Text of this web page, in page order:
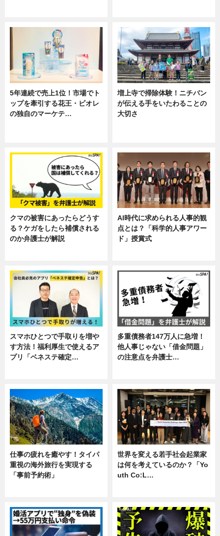
5年連続で売上1位！市場でト
ップを牽引する花王・ビオレ
の独自のマーケテ…
増上寺で掃除体験！ニチバン
が伝える手をいたわることの
大切さ
クマの被害にあったらどうす
る？ケガをしたら補償される
のか弁護士が解説
AI時代に求められる人事的観
点とは？「科学的人事アワー
ド」授賞式
スマホひとつで手取りを増や
す方法！福利厚生で使えるア
プリ「ベネステ確定…
多重債務者147万人に急増！
他人事じゃない「借金問題」
の注意点を弁護士…
仕事の疲れを癒やす！タイパ
重視の海外旅行を実現する
「事前予約術」
世界を変える若手社会起業家
は何を考えているのか？「Yo
uth Co:L…